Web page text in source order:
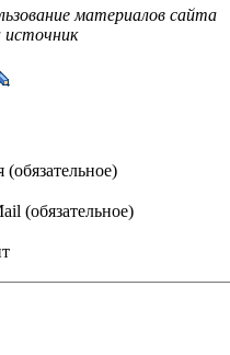
материалов сайта
источник
(обязательное)